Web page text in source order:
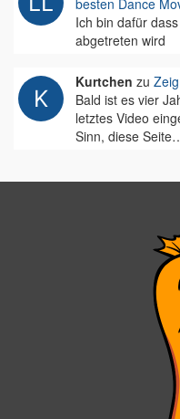
besten Dance
Ich bin dafür
abgetreten wird
Kurtchen zu
Bald ist es vier
letztes Video
Sinn, diese